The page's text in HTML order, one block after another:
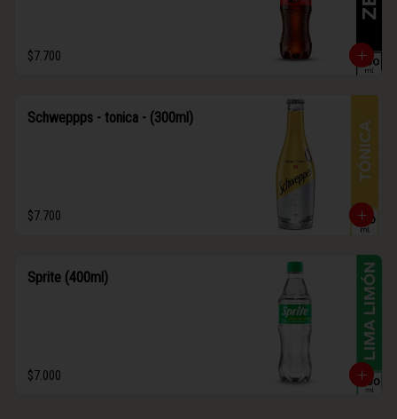
$7.700
Schweppps - tonica - (300ml)
$7.700
Sprite (400ml)
$7.000